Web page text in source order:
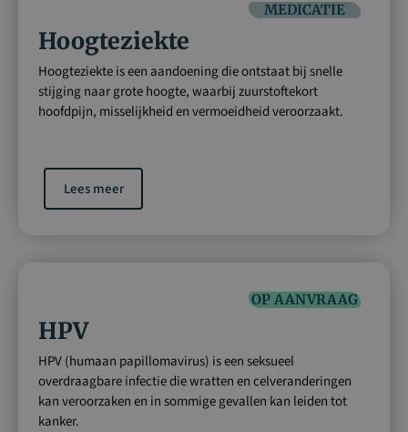
MEDICATIE
Hoogteziekte
Hoogteziekte is een aandoening die ontstaat bij snelle
stijging naar grote hoogte, waarbij zuurstoftekort
hoofdpijn, misselijkheid en vermoeidheid veroorzaakt.
Lees meer
OP AANVRAAG
HPV
HPV (humaan papillomavirus) is een seksueel
overdraagbare infectie die wratten en celveranderingen
kan veroorzaken en in sommige gevallen kan leiden tot
kanker.